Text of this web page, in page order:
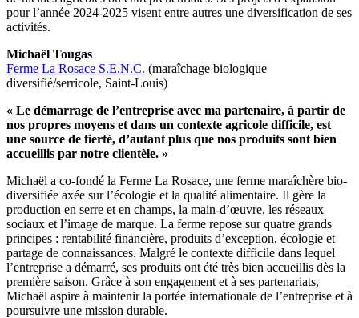
pour l’année 2024-2025 visent entre autres une diversification de ses
activités.
Michaël Tougas
Ferme La Rosace S.E.N.C. (maraîchage biologique
diversifié/serricole, Saint-Louis)
« Le démarrage de l’entreprise avec ma partenaire, à partir de
nos propres moyens et dans un contexte agricole difficile, est
une source de fierté, d’autant plus que nos produits sont bien
accueillis par notre clientèle. »
Michaël a co-fondé la Ferme La Rosace, une ferme maraîchère bio-
diversifiée axée sur l’écologie et la qualité alimentaire. Il gère la
production en serre et en champs, la main-d’œuvre, les réseaux
sociaux et l’image de marque. La ferme repose sur quatre grands
principes : rentabilité financière, produits d’exception, écologie et
partage de connaissances. Malgré le contexte difficile dans lequel
l’entreprise a démarré, ses produits ont été très bien accueillis dès la
première saison. Grâce à son engagement et à ses partenariats,
Michaël aspire à maintenir la portée internationale de l’entreprise et à
poursuivre une mission durable.